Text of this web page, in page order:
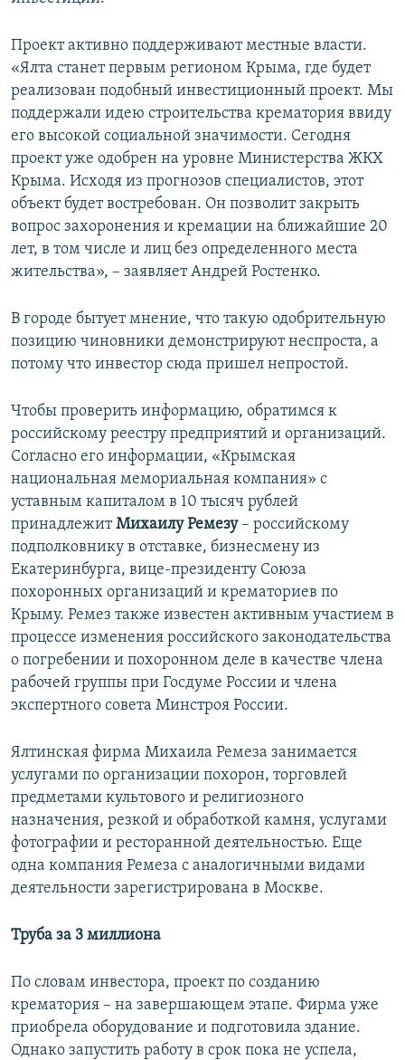
Проект активно поддерживают местные власти.
«Ялта станет первым регионом Крыма, где будет
реализован подобный инвестиционный проект. Мы
поддержали идею строительства крематория ввиду
его высокой социальной значимости. Сегодня
проект уже одобрен на уровне Министерства ЖКХ
Крыма. Исходя из прогнозов специалистов, этот
объект будет востребован. Он позволит закрыть
вопрос захоронения и кремации на ближайшие 20
лет, в том числе и лиц без определенного места
жительства», – заявляет Андрей Ростенко.
В городе бытует мнение, что такую одобрительную
позицию чиновники демонстрируют неспроста, а
потому что инвестор сюда пришел непростой.
Чтобы проверить информацию, обратимся к
российскому реестру предприятий и организаций.
Согласно его информации, «Крымская
национальная мемориальная компания» с
уставным капиталом в 10 тысяч рублей
принадлежитМихаилу Ремезу– российскому
подполковнику в отставке, бизнесмену из
Екатеринбурга, вице-президенту Союза
похоронных организаций и крематориев по
Крыму. Ремез также известен активным участием в
процессе изменения российского законодательства
о погребении и похоронном деле в качестве члена
рабочей группы при Госдуме России и члена
экспертного совета Минстроя России.
Ялтинская фирма Михаила Ремеза занимается
услугами по организации похорон, торговлей
предметами культового и религиозного
назначения, резкой и обработкой камня, услугами
фотографии и ресторанной деятельностью. Еще
одна компания Ремеза с аналогичными видами
деятельности зарегистрирована в Москве.
Труба за 3 миллиона
По словам инвестора, проект по созданию
крематория – на завершающем этапе. Фирма уже
приобрела оборудование и подготовила здание.
Однако запустить работу в срок пока не успела,